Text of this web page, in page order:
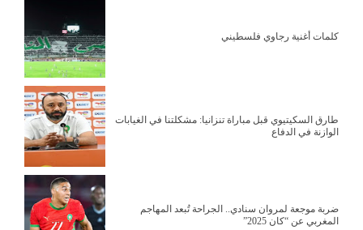
كلمات أغنية رجاوي فلسطيني
طارق السكيتيوي قبل مباراة تنزانيا: مشكلتنا في الغيابات
الوازنة في الدفاع
ضربة موجعة لمروان سنادي.. الجراحة تُبعد المهاجم
المغربي عن “كان 2025”